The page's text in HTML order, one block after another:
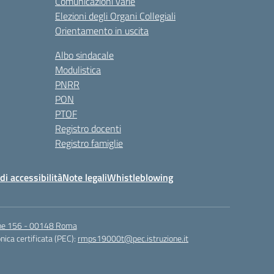
Elezioni degli Organi Collegiali
Orientamento in uscita
Albo sindacale
Modulistica
PNRR
PON
PTOF
Registro docenti
Registro famiglie
accessibilitàNote legaliWhistleblowing
156 - 00148 Roma
certificata (PEC): rmps19000t@pec.istruzione.it